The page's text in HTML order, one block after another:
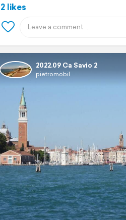
2 likes
2022.09 Ca Savio 2
pietromobil